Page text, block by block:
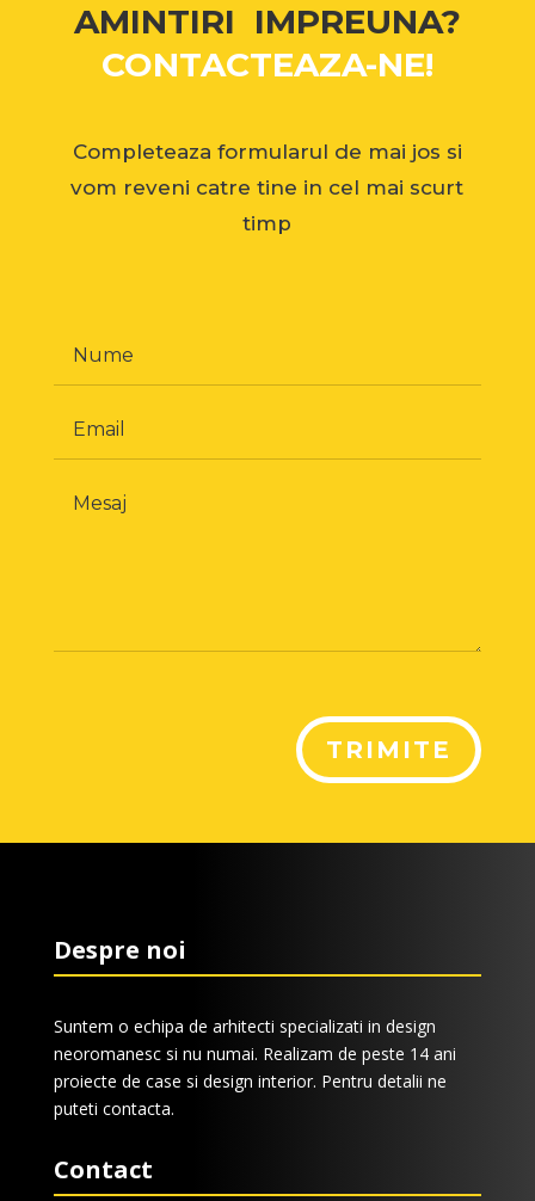
AMINTIRI IMPREUNA?
CONTACTEAZA-NE!
Completeaza formularul de mai jos si
vom reveni catre tine in cel mai scurt
timp
TRIMITE
Despre noi
Suntem o echipa de arhitecti specializati in design
neoromanesc si nu numai. Realizam de peste 14 ani
proiecte de case si design interior. Pentru detalii ne
puteti contacta.
Contact